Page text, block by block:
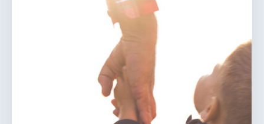
après-midi sur rendez-vous. Samedi sur rendez-
mairie@douvres.fr
140 Place de la Babillière, 01500 Douvres
Contacter la mairie
Le guichet des associations
publier une annonce